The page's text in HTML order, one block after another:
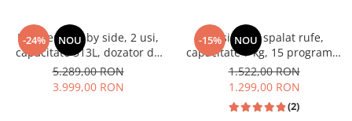
Zootehnie
Foarfeci tuns oi
Incubatoare oua
-24% NOU
Frigider side by side, 2 usi,
capacitate 513L, dozator de
apa si gheata, FULL NO
FROST, afisaj LCD, dual
inverter,Samus SSX-670NFIDE
5.289,00 RON
3.999,00 RON
-15% NOU
Masina de spalat rufe,
capacitate 7 kg, 15 programe,
afisaj LED, 1200 Rpm, alb,
HEINNER
1.522,00 RON
1.299,00 RON
(2)